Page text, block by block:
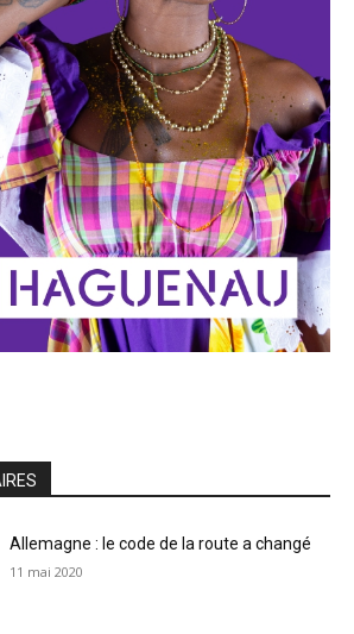
Allemagne : le code de la route a changé
11 mai 2020